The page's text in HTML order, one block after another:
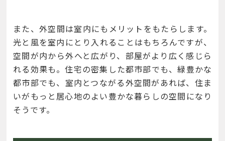
また、外空間は室内にもメリットをもたらします。
光と風を室内にとり入れることはもちろんですが、
空間が内から外へと広がり、部屋がより広く感じら
れる効果も。住宅の密集した都市部でも、緑豊かな
都市部でも、室内とつながる外空間があれば、住ま
いがもっと居心地のよい豊かな暮らしの空間になり
そうです。